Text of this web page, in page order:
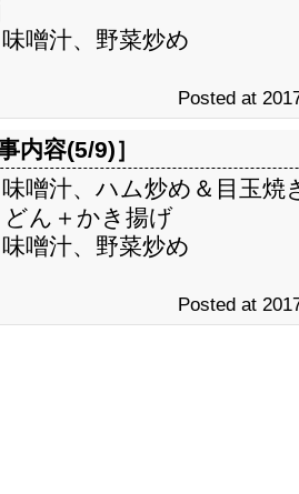
噌汁、野菜炒め
Posted at
内容(5/9)］
噌汁、ハム炒め＆目玉焼
ん＋かき揚げ
噌汁、野菜炒め
Posted at